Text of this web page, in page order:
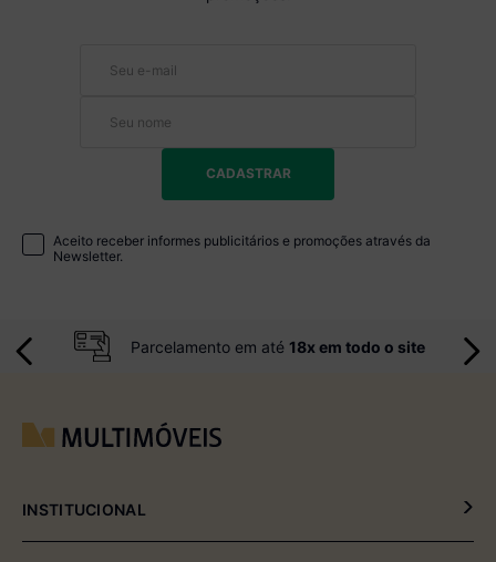
CADASTRAR
Aceito receber informes publicitários e promoções através da
Newsletter.
Parcelamento em até 18x em todo o site
INSTITUCIONAL